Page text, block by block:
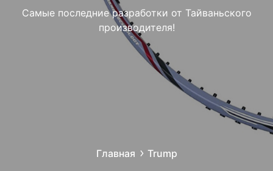
Самые последние разработки от Тайваньского
производителя!
Главная Trump